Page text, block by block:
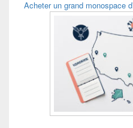
Acheter un grand monospace